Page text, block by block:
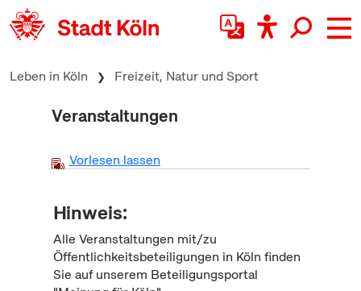
zum Inhalt springen
Leben in Köln Freizeit, Natur und Sport
Veranstaltungen
Vorlesen lassen
Hinweis:
Alle Veranstaltungen mit/zu
Öffentlichkeitsbeteiligungen in Köln finden
Sie auf unserem Beteiligungsportal